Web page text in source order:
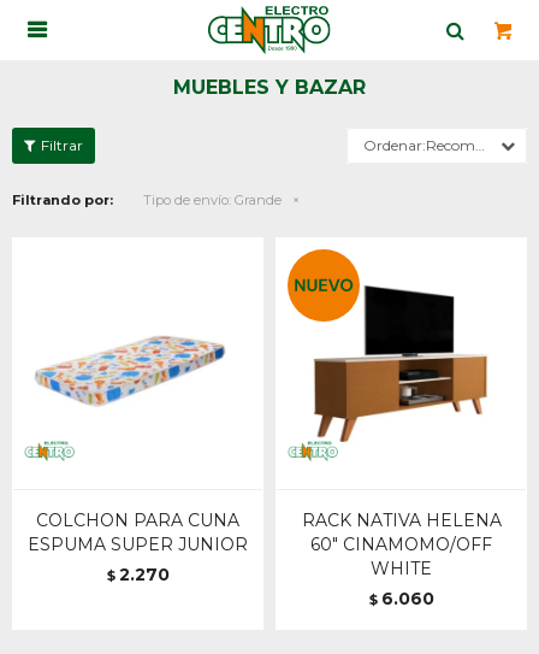

MUEBLES Y BAZAR
Recomendados
Filtrando por: Tipo de envío: Grande
COLCHON PARA CUNA
ESPUMA SUPER JUNIOR
$ 2.270
RACK NATIVA HELENA
60" CINAMOMO/OFF
WHITE
$ 6.060